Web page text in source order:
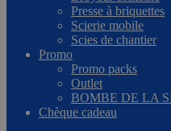
Presse à briquettes
Scierie mobile
Scies de chantier
Promo
Promo packs
Outlet
BOMBE DE LA
Chèque cadeau